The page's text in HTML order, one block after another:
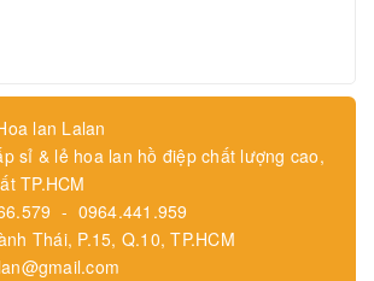
lan Lalan
sỉ & lẻ hoa lan hồ điệp chất lượng cao,
TP.HCM
- 0964.441.959
Thái, P.15, Q.10, TP.HCM